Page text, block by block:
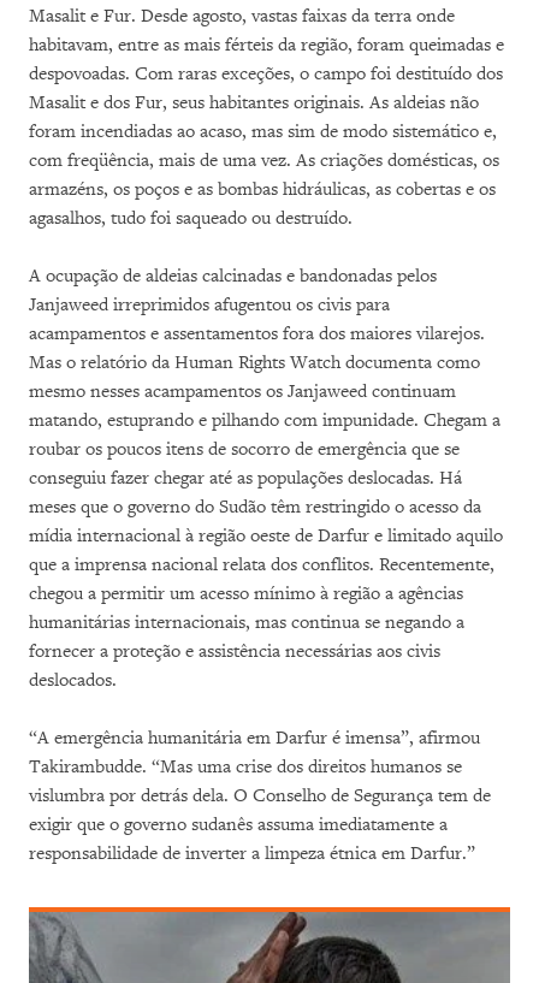
Masalit e Fur. Desde agosto, vastas faixas da terra onde
habitavam, entre as mais férteis da região, foram queimadas e
despovoadas. Com raras exceções, o campo foi destituído dos
Masalit e dos Fur, seus habitantes originais. As aldeias não
foram incendiadas ao acaso, mas sim de modo sistemático e,
com freqüência, mais de uma vez. As criações domésticas, os
armazéns, os poços e as bombas hidráulicas, as cobertas e os
agasalhos, tudo foi saqueado ou destruído.
A ocupação de aldeias calcinadas e bandonadas pelos
Janjaweed irreprimidos afugentou os civis para
acampamentos e assentamentos fora dos maiores vilarejos.
Mas o relatório da Human Rights Watch documenta como
mesmo nesses acampamentos os Janjaweed continuam
matando, estuprando e pilhando com impunidade. Chegam a
roubar os poucos itens de socorro de emergência que se
conseguiu fazer chegar até as populações deslocadas. Há
meses que o governo do Sudão têm restringido o acesso da
mídia internacional à região oeste de Darfur e limitado aquilo
que a imprensa nacional relata dos conflitos. Recentemente,
chegou a permitir um acesso mínimo à região a agências
humanitárias internacionais, mas continua se negando a
fornecer a proteção e assistência necessárias aos civis
deslocados.
“A emergência humanitária em Darfur é imensa”, afirmou
Takirambudde. “Mas uma crise dos direitos humanos se
vislumbra por detrás dela. O Conselho de Segurança tem de
exigir que o governo sudanês assuma imediatamente a
responsabilidade de inverter a limpeza étnica em Darfur.”